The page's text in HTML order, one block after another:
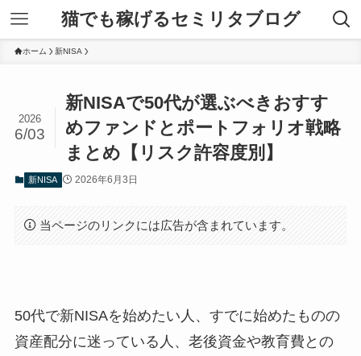
猫でも稼げるセミリタブログ
ホーム 新NISA
新NISAで50代が選ぶべきおすす
めファンドとポートフォリオ戦略
まとめ【リスク許容度別】
2026
6/03
新NISA 2026年6月3日
当ページのリンクには広告が含まれています。
50代で新NISAを始めたい人、すでに始めたものの
資産配分に迷っている人、老後資金や教育費との